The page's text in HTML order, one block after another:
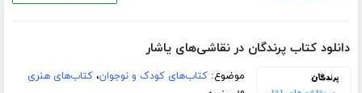
دانلود کتاب پرندگان در نقاشی‌های یاشار
موضوع:کتاب‌های کودک و نوجوان،کتاب‌های هنری